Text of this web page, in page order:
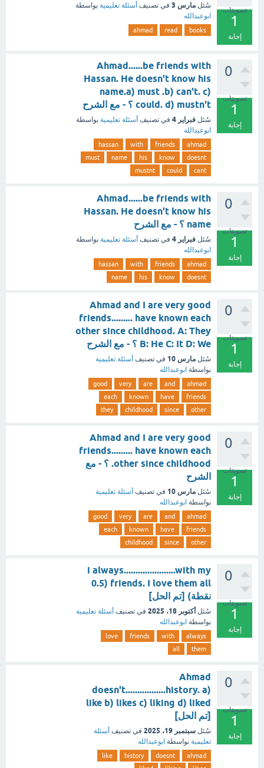
تصويتات
1
إجابة
سُئل مارس 3 في تصنيف أسئلة تعليمية بواسطة
ابوعبدالله
books
read
ahmad
0
تصويتات
1
إجابة
Ahmad......be friends with
Hassan. He doesn't know his
name.a) must .b) can't. c)
could. d) mustn't ؟ - مع الشرح
سُئل فبراير 4 في تصنيف أسئلة تعليمية بواسطة
ابوعبدالله
ahmad
friends
with
hassan
doesnt
know
his
name
must
cant
could
mustnt
0
تصويتات
1
إجابة
Ahmad......be friends with
Hassan. He doesn't know his
name ؟ - مع الشرح
سُئل فبراير 4 في تصنيف أسئلة تعليمية بواسطة
ابوعبدالله
ahmad
friends
with
hassan
doesnt
know
his
name
0
تصويتات
1
إجابة
Ahmad and I are very good
friends......... have known each
other since childhood. A: They
B: He C: It D: We ؟ - مع الشرح
سُئل مارس 10 في تصنيف أسئلة تعليمية
بواسطة ابوعبدالله
ahmad
and
are
very
good
friends
have
known
each
other
since
childhood
they
0
تصويتات
1
إجابة
Ahmad and I are very good
friends......... have known each
other since childhood. ؟ - مع
الشرح
سُئل مارس 10 في تصنيف أسئلة تعليمية
بواسطة ابوعبدالله
ahmad
and
are
very
good
friends
have
known
each
other
since
childhood
0
تصويتات
1
إجابة
i always......................with my
friends. I love them all (0.5
نقطة) [تم الحل]
سُئل أكتوبر 18، 2025 في تصنيف أسئلة تعليمية
بواسطة ابوعبدالله
always
with
friends
love
them
all
0
تصويتات
1
إجابة
Ahmad
doesn't.................history. a)
like b) likes c) liking d) liked
[تم الحل]
سُئل سبتمبر 19، 2025 في تصنيف أسئلة
تعليمية بواسطة ابوعبدالله
ahmad
doesnt
history
like